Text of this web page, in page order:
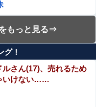
パラシュートが開かず
、これで興奮しない
な労働災害映像（一瞬
ゃくちゃ怖い
もっと見る⇒
グ！
ルさん(17)、売れるため
いけない……